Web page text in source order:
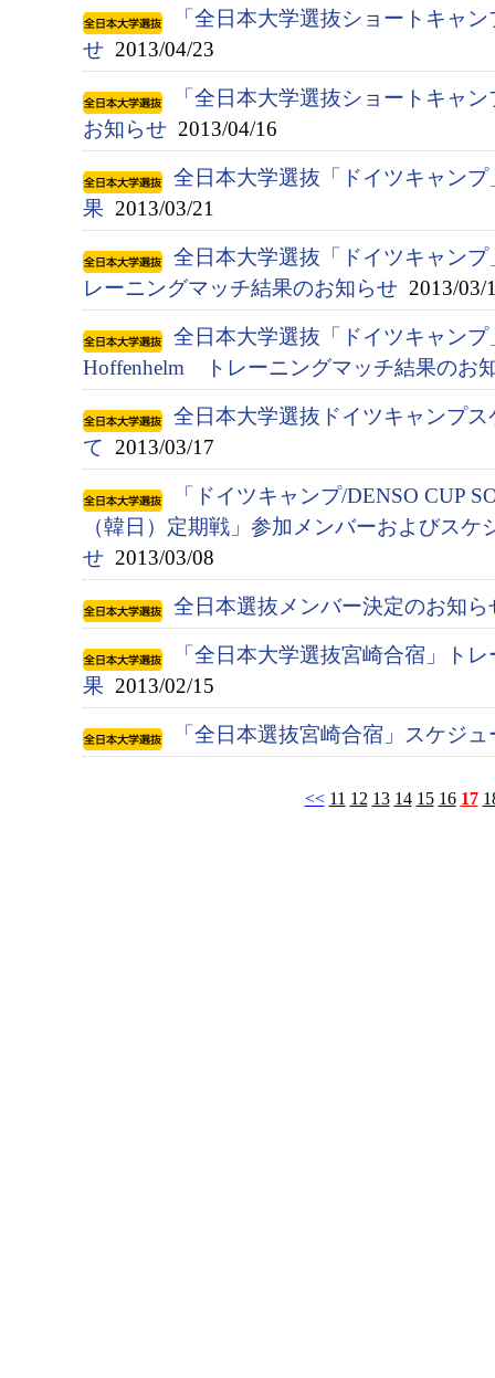
「全日本大学選抜ショートキャ
せ 2013/04/23
「全日本大学選抜ショートキャ
お知らせ 2013/04/16
全日本大学選抜「ドイツキャン
果 2013/03/21
全日本大学選抜「ドイツキャンプ
レーニングマッチ結果のお知らせ 2013/03/
全日本大学選抜「ドイツキャンプ
Hoffenhelm トレーニングマッチ結果のお
全日本大学選抜ドイツキャンプ
て 2013/03/17
「ドイツキャンプ/DENSO CUP
（韓日）定期戦」参加メンバーおよびスケ
せ 2013/03/08
全日本選抜メンバー決定のお知ら
「全日本大学選抜宮崎合宿」ト
果 2013/02/15
「全日本選抜宮崎合宿」スケジ
<< 11 12 13 14 15 16 17